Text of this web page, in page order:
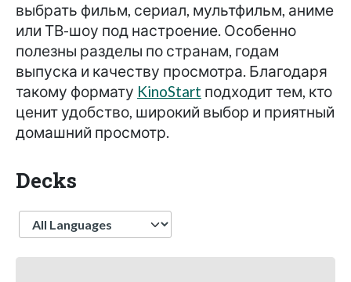
выбрать фильм, сериал, мультфильм, аниме
или ТВ-шоу под настроение. Особенно
полезны разделы по странам, годам
выпуска и качеству просмотра. Благодаря
такому формату KinoStart подходит тем, кто
ценит удобство, широкий выбор и приятный
домашний просмотр.
Decks
Language